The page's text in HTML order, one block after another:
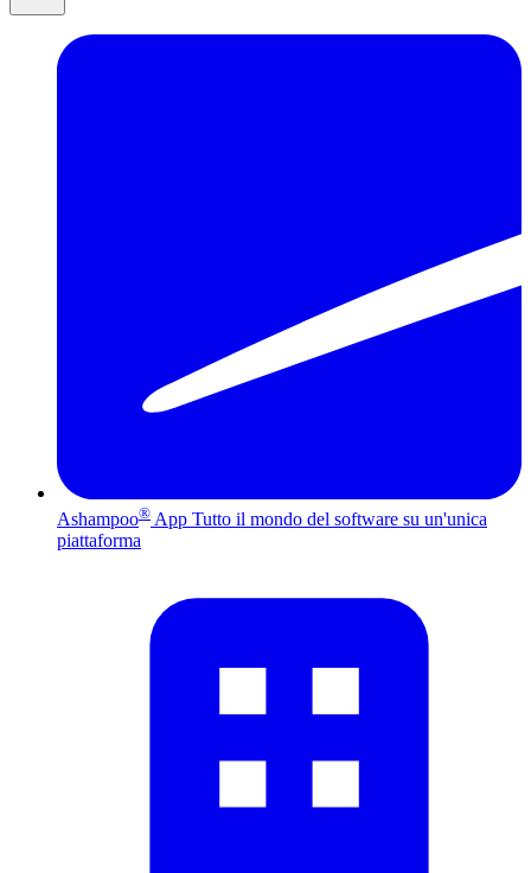
Ashampoo® App Tutto il mondo del software su un'unica
piattaforma